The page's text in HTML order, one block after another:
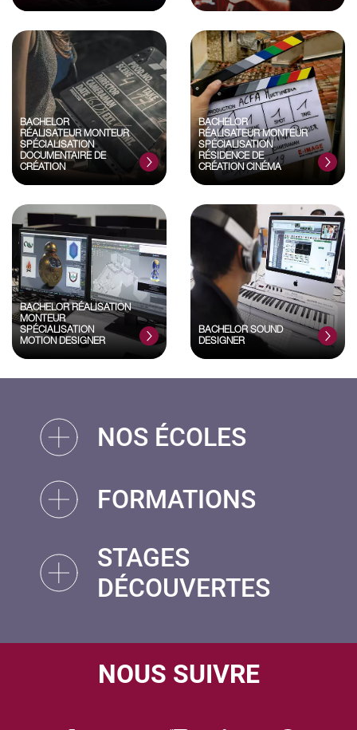
BACHELOR
RÉALISATEUR MONTEUR
SPÉCIALISATION
DOCUMENTAIRE DE
CRÉATION
BACHELOR
RÉALISATEUR MONTEUR
SPÉCIALISATION
RÉSIDENCE DE
CRÉATION CINÉMA
BACHELOR RÉALISATION
MONTEUR
SPÉCIALISATION
MOTION DESIGNER
BACHELOR SOUND
DESIGNER
NOS ÉCOLES
FORMATIONS
STAGES
DÉCOUVERTES
NOUS SUIVRE